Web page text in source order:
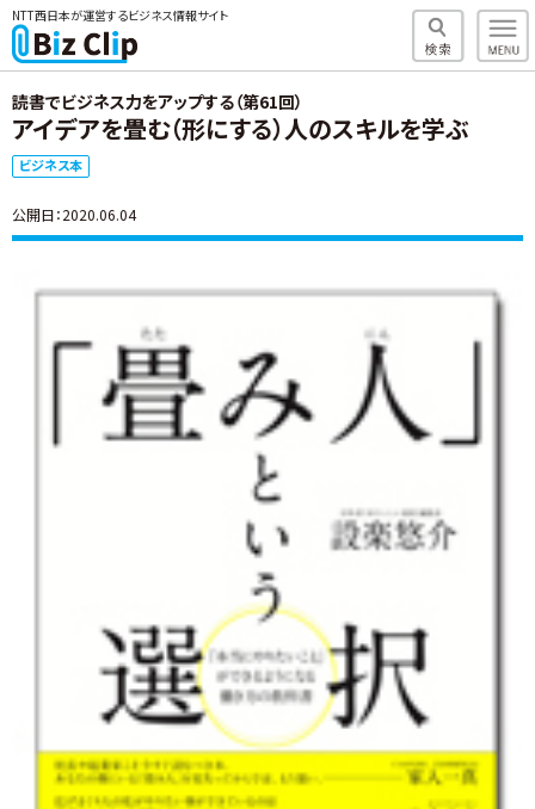
NTT西日本が運営するビジネス情報サイト
読書でビジネス力をアップする（第61回）
アイデアを畳む（形にする）人のスキルを学ぶ
ビジネス本
公開日：2020.06.04